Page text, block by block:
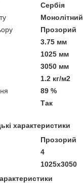
Сербія
Монолітний
Прозорий
3.75 мм
1025 мм
3050 мм
1.2 кг/м2
89 %
Так
характеристики
Прозорий
4
1025х3050